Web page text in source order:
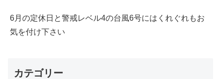
6月の定休日と警戒レベル4の台風6号にはくれぐれもお
気を付け下さい
カテゴリー